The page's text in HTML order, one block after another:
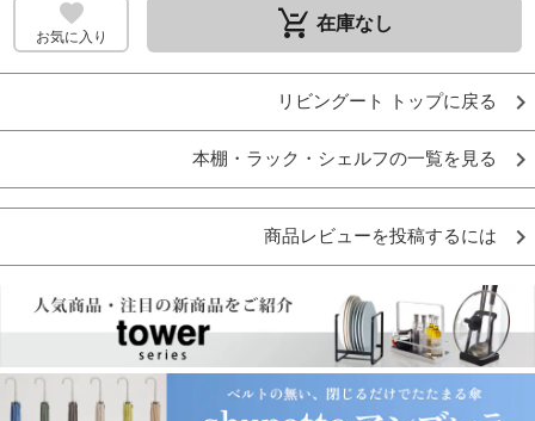
お気に入り remove_shopping_cart 在庫なし
リビングート トップに戻る
本棚・ラック・シェルフの一覧を見る
商品レビューを投稿するには